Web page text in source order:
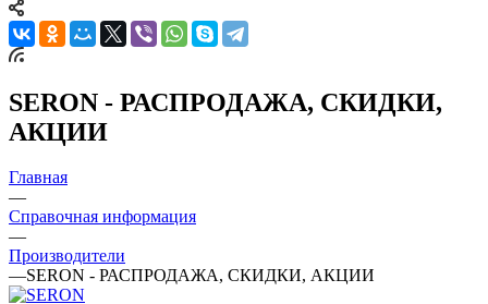
SERON - РАСПРОДАЖА, СКИДКИ,
АКЦИИ
Главная
—
Справочная информация
—
Производители
—SERON - РАСПРОДАЖА, СКИДКИ, АКЦИИ